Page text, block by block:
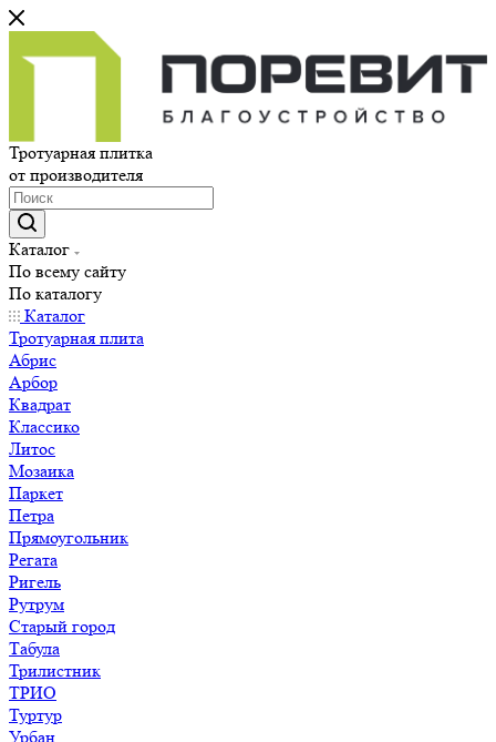
Тротуарная плитка
от производителя
Каталог
По всему сайту
По каталогу
Каталог
Тротуарная плита
Абрис
Арбор
Квадрат
Классико
Литос
Мозаика
Паркет
Петра
Прямоугольник
Регата
Ригель
Рутрум
Старый город
Табула
Трилистник
ТРИО
Туртур
Урбан